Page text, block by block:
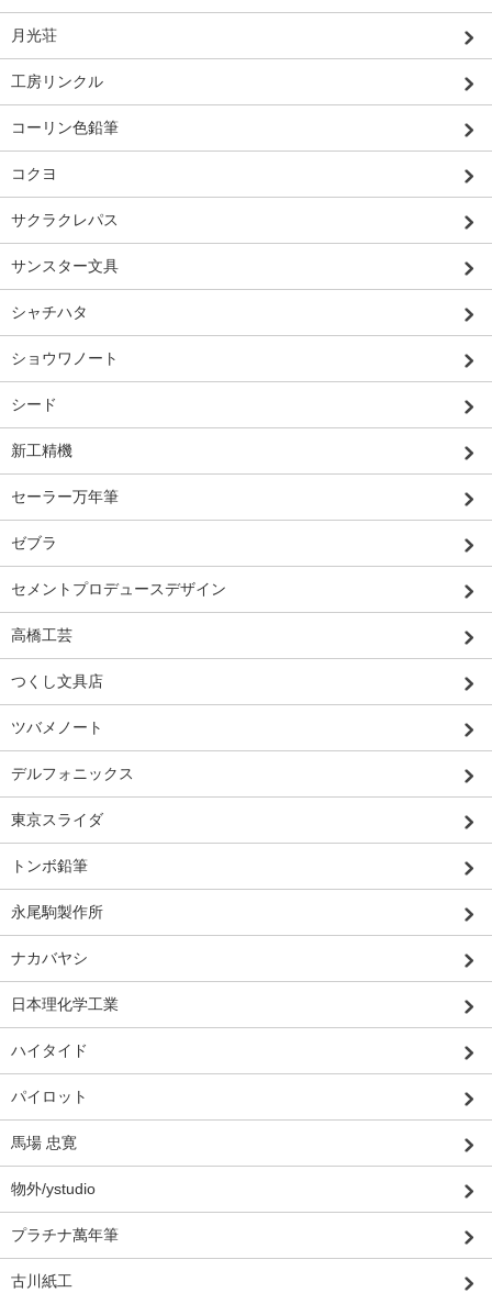
月光荘
工房リンクル
コーリン色鉛筆
コクヨ
サクラクレパス
サンスター文具
シャチハタ
ショウワノート
シード
新工精機
セーラー万年筆
ゼブラ
セメントプロデュースデザイン
高橋工芸
つくし文具店
ツバメノート
デルフォニックス
東京スライダ
トンボ鉛筆
永尾駒製作所
ナカバヤシ
日本理化学工業
ハイタイド
パイロット
馬場 忠寛
物外/ystudio
プラチナ萬年筆
古川紙工